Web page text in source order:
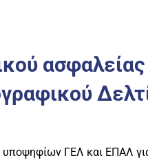
ασφαλείας
υποψηφίων ΓΕΛ και ΕΠΑΛ